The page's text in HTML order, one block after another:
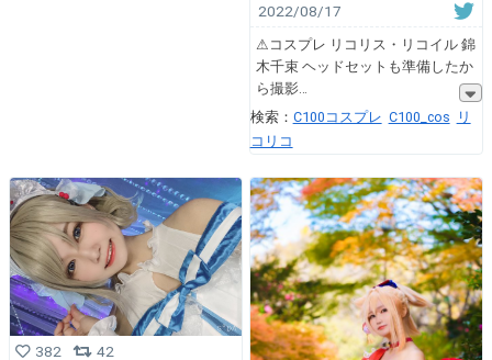
2022/08/17
⚠︎︎コスプレ リコリス・リコイル 錦
木千束 ヘッドセットも準備したか
ら撮影
検索： C100コスプレ C100_cos
リ
コリコ
382 42